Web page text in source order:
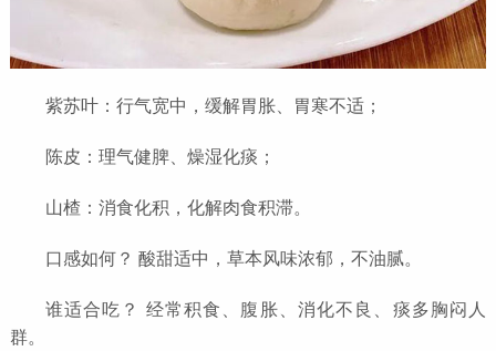
紫苏叶：行气宽中，缓解胃胀、胃寒不适；
陈皮：理气健脾、燥湿化痰；
山楂：消食化积，化解肉食积滞。
口感如何？ 酸甜适中，草本风味浓郁，不油腻。
谁适合吃？ 经常积食、腹胀、消化不良、痰多胸闷人
群。